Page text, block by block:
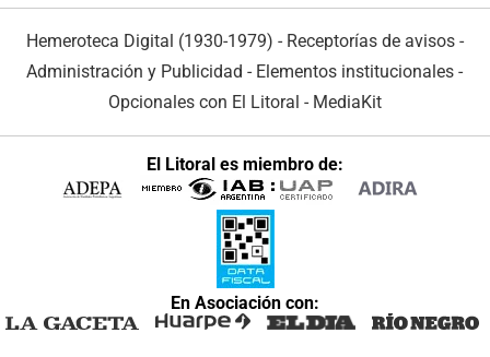
Hemeroteca Digital (1930-1979) - Receptorías de avisos -
Administración y Publicidad - Elementos institucionales -
Opcionales con El Litoral - MediaKit
El Litoral es miembro de:
En Asociación con: